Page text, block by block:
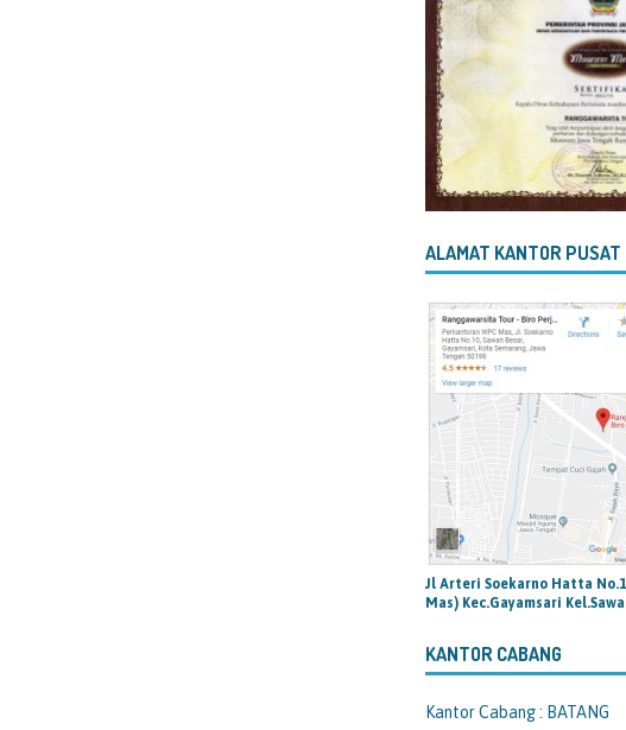
ALAMAT KANTOR PUSAT
Jl Arteri Soekarno Hatta
Mas) Kec.Gayamsari
KANTOR CABANG
Kantor Cabang : BATANG